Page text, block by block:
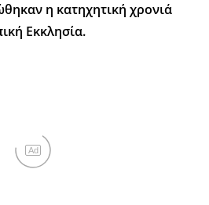
η κατηχητική χρονιά
Εκκλησία.
Ad